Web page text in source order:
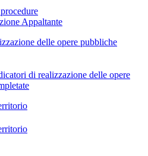
Appaltante
delle opere pubbliche
di realizzazione delle opere